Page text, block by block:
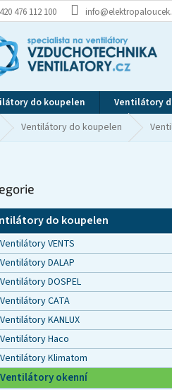
476 112 100
do koupelen Ventilátory
Domů Ventilátory do koupelen
do koupelen
Ventilátory VENTS
Ventilátory DALAP
Ventilátory DOSPEL
Ventilátory CATA
Ventilátory KANLUX
Ventilátory Haco
Ventilátory Klimatom
Ventilátory okenní